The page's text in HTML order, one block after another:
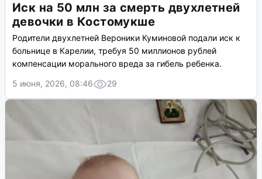
Иск на 50 млн за смерть двухлетней
девочки в Костомукше
Родители двухлетней Вероники Куминовой подали иск к
больнице в Карелии, требуя 50 миллионов рублей
компенсации морального вреда за гибель ребенка.
5 июня, 2026, 08:46
29